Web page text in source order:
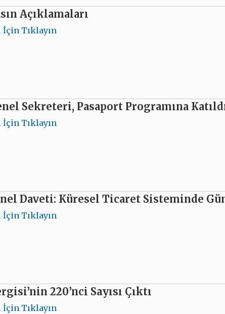
Açıklamaları
İçin Tıklayın
Sekreteri, Pasaport Programına
İçin Tıklayın
Daveti: Küresel Ticaret Sisteminde
İçin Tıklayın
220’nci Sayısı Çıktı
İçin Tıklayın